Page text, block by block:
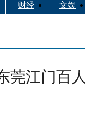
财经 文娱
莞江门百